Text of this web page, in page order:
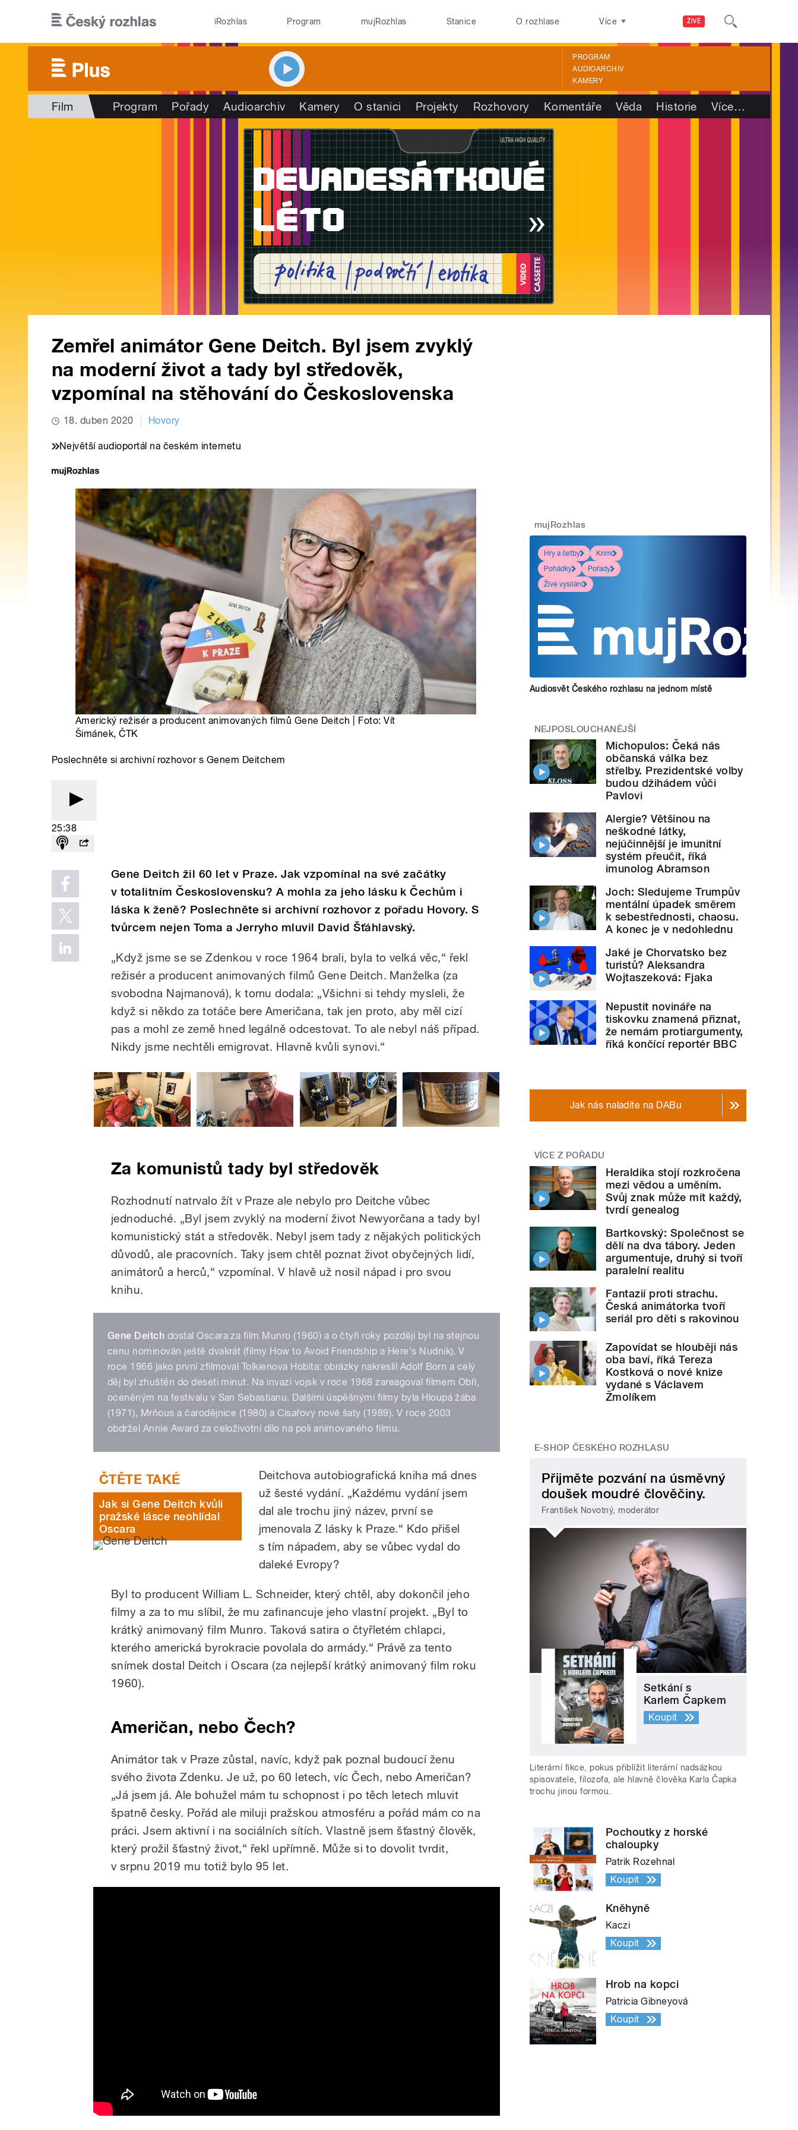
ŽIVĚ
iRozhlas Program mujRozhlas Stanice O rozhlase Více
PROGRAM
AUDIOARCHIV
KAMERY
Film Program Pořady Audioarchiv Kamery O stanici Projekty Rozhovory Komentáře Věda Historie Více…
Zemřel animátor Gene Deitch. Byl jsem zvyklý
na moderní život a tady byl středověk,
vzpomínal na stěhování do Československa
18. duben 2020 Hovory
Největší audioportál na českém internetu
Americký režisér a producent animovaných filmů Gene Deitch | Foto: Vít
Šimánek, ČTK
Poslechněte si archivní rozhovor s Genem Deitchem
25:38
Gene Deitch žil 60 let v Praze. Jak vzpomínal na své začátky
v totalitním Československu? A mohla za jeho lásku k Čechům i
láska k ženě? Poslechněte si archivní rozhovor z pořadu Hovory. S
tvůrcem nejen Toma a Jerryho mluvil David Šťáhlavský.
„Když jsme se se Zdenkou v roce 1964 brali, byla to velká věc,“ řekl
režisér a producent animovaných filmů Gene Deitch. Manželka (za
svobodna Najmanová), k tomu dodala: „Všichni si tehdy mysleli, že
když si někdo za totáče bere Američana, tak jen proto, aby měl cizí
pas a mohl ze země hned legálně odcestovat. To ale nebyl náš případ.
Nikdy jsme nechtěli emigrovat. Hlavně kvůli synovi.“
Za komunistů tady byl středověk
Rozhodnutí natrvalo žít v Praze ale nebylo pro Deitche vůbec
jednoduché. „Byl jsem zvyklý na moderní život Newyorčana a tady byl
komunistický stát a středověk. Nebyl jsem tady z nějakých politických
důvodů, ale pracovních. Taky jsem chtěl poznat život obyčejných lidí,
animátorů a herců,“ vzpomínal. V hlavě už nosil nápad i pro svou
knihu.
Gene Deitch dostal Oscara za film Munro (1960) a o čtyři roky později byl na stejnou
cenu nominován ještě dvakrát (filmy How to Avoid Friendship a Here's Nudnik). V
roce 1966 jako první zfilmoval Tolkienova Hobita: obrázky nakreslil Adolf Born a celý
děj byl zhuštěn do deseti minut. Na invazi vojsk v roce 1968 zareagoval filmem Obři,
oceněným na festivalu v San Sebastianu. Dalšími úspěšnými filmy byla Hloupá žába
(1971), Mrňous a čarodějnice (1980) a Císařovy nové šaty (1989). V roce 2003
obdržel Annie Award za celoživotní dílo na poli animovaného filmu.
Jak si Gene Deitch kvůli
pražské lásce neohlídal
Oscara
Deitchova autobiografická kniha má dnes
už šesté vydání. „Každému vydání jsem
dal ale trochu jiný název, první se
jmenovala Z lásky k Praze.“ Kdo přišel
s tím nápadem, aby se vůbec vydal do
daleké Evropy?
Byl to producent William L. Schneider, který chtěl, aby dokončil jeho
filmy a za to mu slíbil, že mu zafinancuje jeho vlastní projekt. „Byl to
krátký animovaný film Munro. Taková satira o čtyřletém chlapci,
kterého americká byrokracie povolala do armády.“ Právě za tento
snímek dostal Deitch i Oscara (za nejlepší krátký animovaný film roku
1960).
Američan, nebo Čech?
Animátor tak v Praze zůstal, navíc, když pak poznal budoucí ženu
svého života Zdenku. Je už, po 60 letech, víc Čech, nebo Američan?
„Já jsem já. Ale bohužel mám tu schopnost i po těch letech mluvit
špatně česky. Pořád ale miluji pražskou atmosféru a pořád mám co na
práci. Jsem aktivní i na sociálních sítích. Vlastně jsem šťastný člověk,
který prožil šťastný život,“ řekl upřímně. Může si to dovolit tvrdit,
v srpnu 2019 mu totiž bylo 95 let.
mujRozhlas
Hry a četby
Krimi
Pohádky
Pořady
Živé vysílání
Audiosvět Českého rozhlasu na jednom místě
NEJPOSLOUCHANĚJŠÍ
Michopulos: Čeká nás
občanská válka bez
střelby. Prezidentské volby
budou džihádem vůči
Pavlovi
Alergie? Většinou na
neškodné látky,
nejúčinnější je imunitní
systém přeučit, říká
imunolog Abramson
Joch: Sledujeme Trumpův
mentální úpadek směrem
k sebestřednosti, chaosu.
A konec je v nedohlednu
Jaké je Chorvatsko bez
turistů? Aleksandra
Wojtaszeková: Fjaka
Nepustit novináře na
tiskovku znamená přiznat,
že nemám protiargumenty,
říká končící reportér BBC
Jak nás naladíte na DABu
VÍCE Z POŘADU
Heraldika stojí rozkročena
mezi vědou a uměním.
Svůj znak může mít každý,
tvrdí genealog
Bartkovský: Společnost se
dělí na dva tábory. Jeden
argumentuje, druhý si tvoří
paralelní realitu
Fantazií proti strachu.
Česká animátorka tvoří
seriál pro děti s rakovinou
Zapovídat se hlouběji nás
oba baví, říká Tereza
Kostková o nové knize
vydané s Václavem
Žmolíkem
E-SHOP ČESKÉHO ROZHLASU
Přijměte pozvání na úsměvný
doušek moudré člověčiny.
František Novotný, moderátor
Setkání s
Karlem Čapkem
Koupit
Literární fikce, pokus přiblížit literární nadsázkou
spisovatele, filozofa, ale hlavně člověka Karla Čapka
trochu jinou formou.
Pochoutky z horské
chaloupky
Patrik Rozehnal
Koupit
Kněhyně
Kaczi
Koupit
Hrob na kopci
Patricia Gibneyová
Koupit